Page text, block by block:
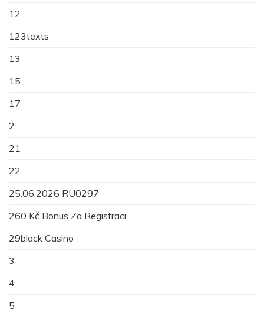
12
123texts
13
15
17
2
21
22
25.06.2026 RU0297
260 Kč Bonus Za Registraci
29black Casino
3
4
5